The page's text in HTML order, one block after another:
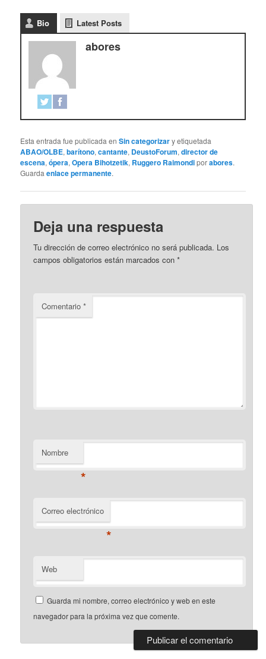
Bio Latest Posts
abores
Esta entrada fue publicada enSin categorizary etiquetada
ABAO/OLBE,barítono,cantante, DeustoForum,director de
escena,ópera,Opera Bihotzetik, Ruggero Raimondiporabores.
Guardaenlace permanente.
Deja una respuesta
Tu dirección de correo electrónico no será publicada. Los
campos obligatorios están marcados con*
Comentario*
Nombre
*
Correo electrónico
*
Web
Guarda mi nombre, correo electrónico y web en este
navegador para la próxima vez que comente.